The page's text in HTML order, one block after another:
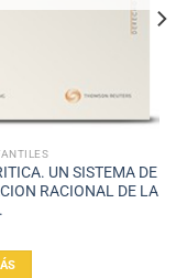
UN SISTEMA DE
RACIONAL DE LA